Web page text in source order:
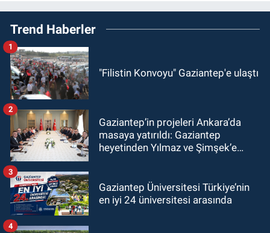
Trend Haberler
"Filistin Konvoyu" Gaziantep'e ulaştı
1
Gaziantep’in projeleri Ankara’da
masaya yatırıldı: Gaziantep
heyetinden Yılmaz ve Şimşek’e
2
Gaziantep Üniversitesi Türkiye’nin
en iyi 24 üniversitesi arasında
3
4